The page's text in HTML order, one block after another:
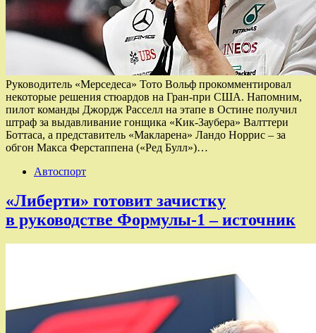
Руководитель «Мерседеса» Тото Вольф прокомментировал
некоторые решения стюардов на Гран-при США. Напомним,
пилот команды Джордж Расселл на этапе в Остине получил
штраф за выдавливание гонщика «Кик-Заубера» Валттери
Боттаса, а представитель «Макларена» Ландо Норрис – за
обгон Макса Ферстаппена («Ред Булл»)…
Автоспорт
«Либерти» готовит зачистку
в руководстве Формулы-1 – источник